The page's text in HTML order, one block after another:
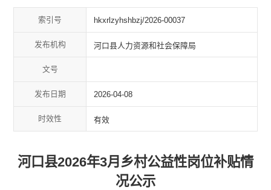
索引号 hkxrlzyhshbzj/2026-00037
发布机构 河口县人力资源和社会保障局
文号
发布日期 2026-04-08
时效性 有效
河口县2026年3月乡村公益性岗位补贴情
况公示